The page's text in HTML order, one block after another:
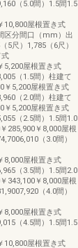
（5.0間）1.5間1.5
10,800屋根置き式
区分間口（mm）出
5尺）1,785（6尺）
式
5,200屋根置き式
（1.5間）柱建て
￥5,200屋根置き式
（2.0間）柱建て
￥5,200屋根置き式
（2.5間）1.5間1.0
285,900￥8,000屋根
（3.0間）
8,000屋根置き式
（3.5間）1.5間2.0
343,100￥8,000屋根
（4.0間）
8,000屋根置き式
（4.5間）1.5間1.5
10,800屋根置き式